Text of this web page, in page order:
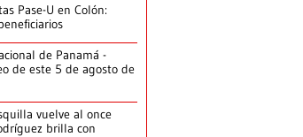
Pase-U en Colón:
de Panamá -
de este 5 de agosto de
vuelve al once
brilla con